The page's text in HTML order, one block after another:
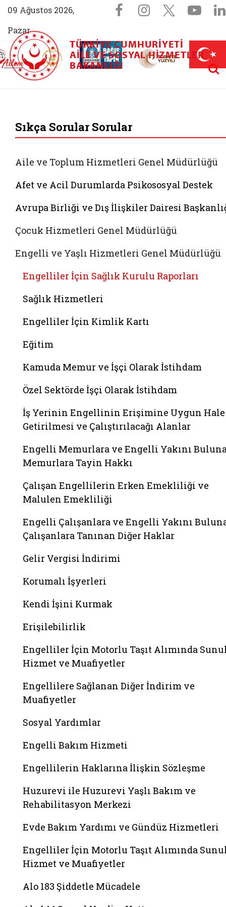
09 Ağustos 2026,
Pazar
Sosyal
Facebook
Instagram
X
Aile (yeni sekmede açılır)
AİLEM İletişim Merkezi (yeni sekmede açılır)
Aile ve Nüfus On Yılı (yeni sekmede açılır)
Darülaceze bağış sayfası (yeni
TÜRKIYE CUMHURIYETI
AILE VE SOSYAL HIZMETLER
BAKANLIĞI
Sıkça Sorular Sorular
Aile ve Toplum Hizmetleri Genel Müdürlüğü
Afet ve Acil Durumlarda Psikososyal Destek
Avrupa Birliği ve Dış İlişkiler Dairesi
Çocuk Hizmetleri Genel Müdürlüğü
Engelli ve Yaşlı Hizmetleri Genel Müdürlüğü
Engelliler İçin Sağlık Kurulu Raporları
Sağlık Hizmetleri
Engelliler İçin Kimlik Kartı
Eğitim
Kamuda Memur ve İşçi Olarak İstihdam
Özel Sektörde İşçi Olarak İstihdam
İş Yerinin Engellinin Erişimine Uygun Hale
Getirilmesi ve Çalıştırılacağı Alanlar
Engelli Memurlara ve Engelli Yakını
Memurlara Tayin Hakkı
Çalışan Engellilerin Erken Emekliliği ve
Malulen Emekliliği
Engelli Çalışanlara ve Engelli Yakını
Çalışanlara Tanınan Diğer Haklar
Gelir Vergisi İndirimi
Korumalı İşyerleri
Kendi İşini Kurmak
Erişilebilirlik
Engelliler İçin Motorlu Taşıt Alımında
Hizmet ve Muafiyetler
Engellilere Sağlanan Diğer İndirim ve
Muafiyetler
Sosyal Yardımlar
Engelli Bakım Hizmeti
Engellilerin Haklarına İlişkin Sözleşme
Huzurevi ile Huzurevi Yaşlı Bakım ve
Rehabilitasyon Merkezi
Evde Bakım Yardımı ve Gündüz Hizmetleri
Engelliler İçin Motorlu Taşıt Alımında
Hizmet ve Muafiyetler
Alo 183 Şiddetle Mücadele